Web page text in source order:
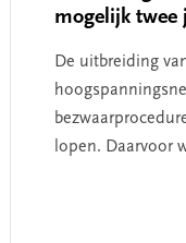
mogelijk twee
De uitbreiding
lopen. Daarvoor